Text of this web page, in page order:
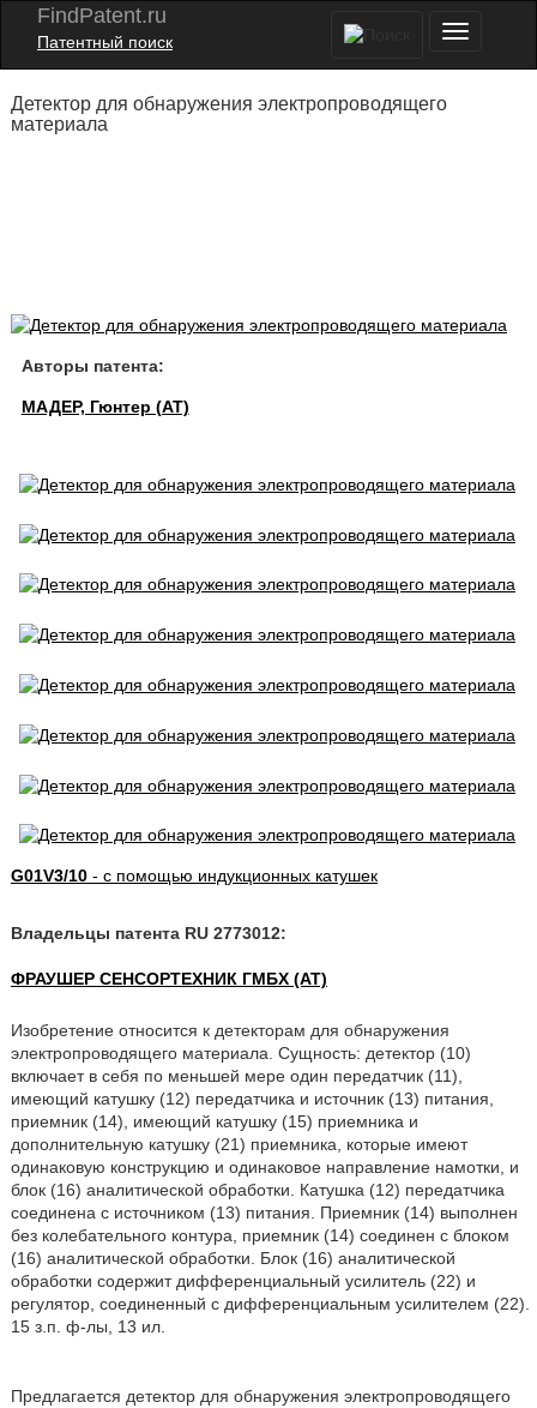
FindPatent.ru
Патентный поиск
Детектор для обнаружения электропроводящего
материала
Авторы патента:
МАДЕР, Гюнтер (AT)
G01V3/10- с помощью индукционных катушек
Владельцы патента RU 2773012:
ФРАУШЕР СЕНСОРТЕХНИК ГМБХ (AT)
Изобретение относится к детекторам для обнаружения
электропроводящего материала. Сущность: детектор (10)
включает в себя по меньшей мере один передатчик (11),
имеющий катушку (12) передатчика и источник (13) питания,
приемник (14), имеющий катушку (15) приемника и
дополнительную катушку (21) приемника, которые имеют
одинаковую конструкцию и одинаковое направление намотки, и
блок (16) аналитической обработки. Катушка (12) передатчика
соединена с источником (13) питания. Приемник (14) выполнен
без колебательного контура, приемник (14) соединен с блоком
(16) аналитической обработки. Блок (16) аналитической
обработки содержит дифференциальный усилитель (22) и
регулятор, соединенный с дифференциальным усилителем (22).
15 з.п. ф-лы, 13 ил.
Предлагается детектор для обнаружения электропроводящего